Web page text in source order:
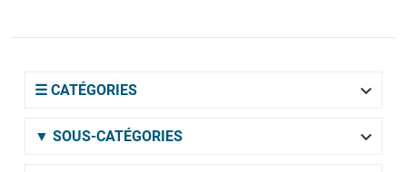
☰ CATÉGORIES 
▼ SOUS-CATÉGORIES 